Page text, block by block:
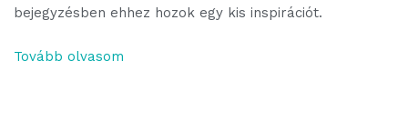
bejegyzésben ehhez hozok egy kis inspirációt.
Tovább olvasom